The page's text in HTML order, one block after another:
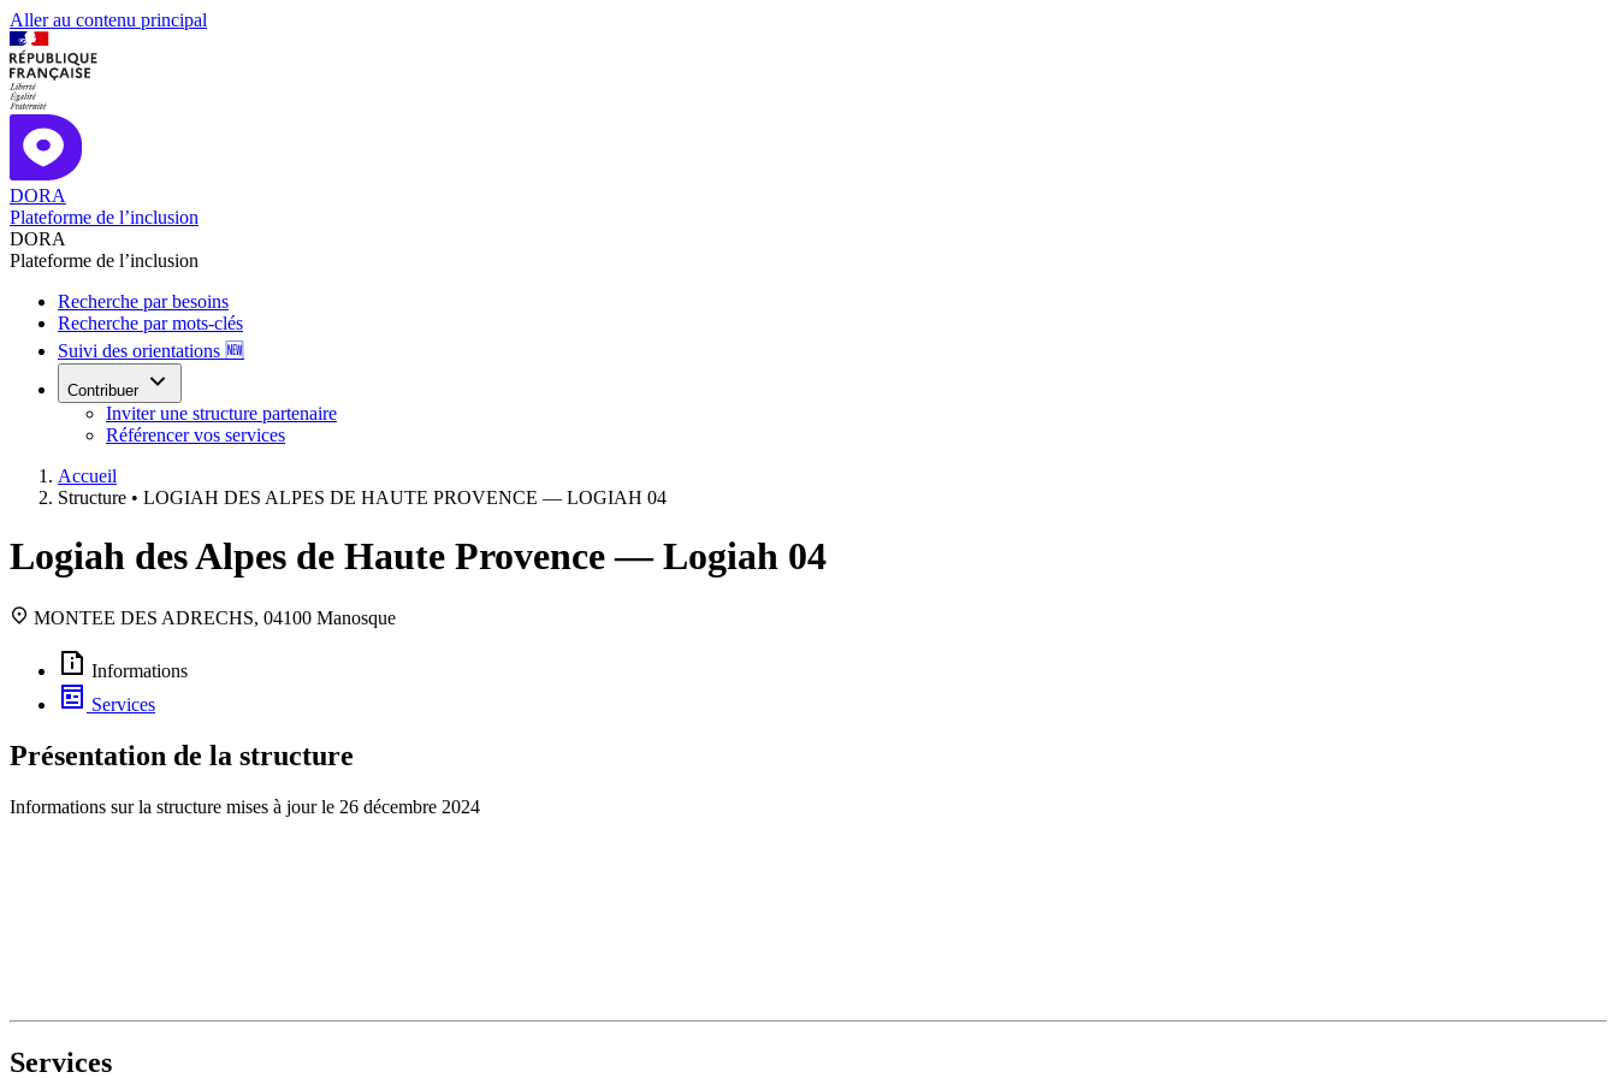
Aller au contenu principal
DORA
Plateforme de l’inclusion
DORA
Plateforme de l’inclusion
Recherche par besoins
Recherche par mots-clés
Suivi des orientations 🆕
Contribuer
Inviter une structure partenaire
Référencer vos services
Accueil
Structure • LOGIAH DES ALPES DE HAUTE PROVENCE — LOGIAH 04
Logiah des Alpes de Haute Provence — Logiah 04
MONTEE DES ADRECHS, 04100 Manosque
Informations
Services
Présentation de la structure
Informations sur la structure mises à jour le 26 décembre 2024
Services